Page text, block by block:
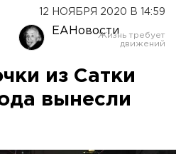
12 НОЯБРЯ 2020 В 14:59
ЕАНовости
из Сатки
вынесли